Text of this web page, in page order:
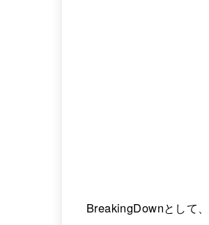
BreakingDownとして、